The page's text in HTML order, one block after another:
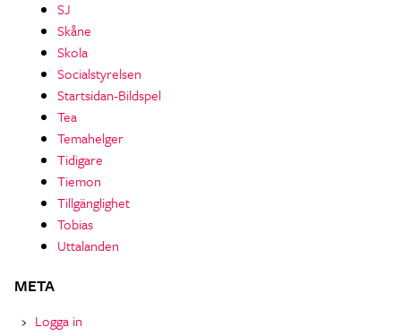
SJ
Skåne
Skola
Socialstyrelsen
Startsidan-Bildspel
Tea
Temahelger
Tidigare
Tiemon
Tillgänglighet
Tobias
Uttalanden
META
Logga in